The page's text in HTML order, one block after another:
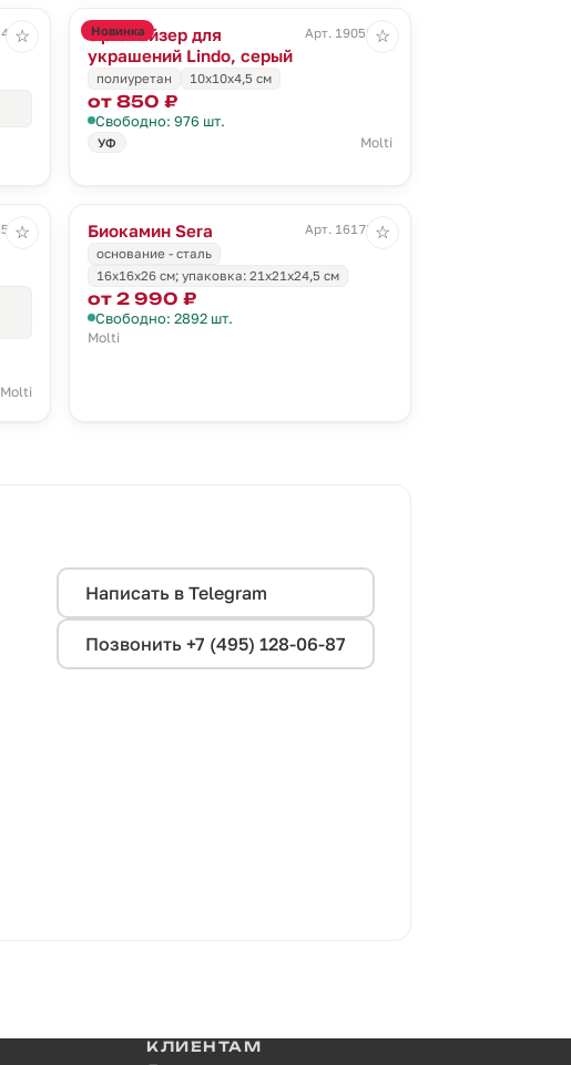
☆ Новинка
Органайзер для
украшений Lindo, серый
Арт. 19052.10
полиуретан 10x10x4,5 см
от 850 ₽
Свободно: 976 шт.
УФ Molti
☆
Molti
☆ Биокамин Sera
Арт. 16177.30
основание - сталь
16x16x26 см; упаковка: 21x21x24,5 см
от 2 990 ₽
Свободно: 2892 шт.
Molti
☆
Написать в Telegram
Позвонить +7 (495) 128-06-87
КЛИЕНТАМ